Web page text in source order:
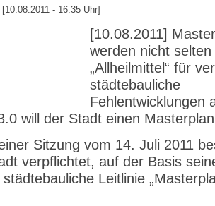
- 16:35 Uhr]
[10.08.2011]
werden nicht selten
„Allheilmittel“ für
städtebauliche
Fehlentwicklungen
will der Stadt einen
Sitzung vom 14. Juli 2011
verpflichtet, auf der Basis
Leitlinie